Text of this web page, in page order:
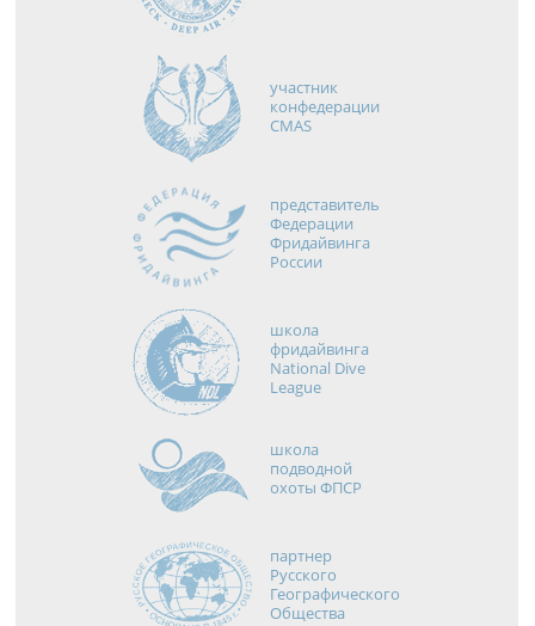
участник
конфедерации
CMAS
представитель
Федерации
Фридайвинга
России
школа
фридайвинга
National Dive
League
школа
подводной
охоты ФПСР
партнер
Русского
Географического
Общества